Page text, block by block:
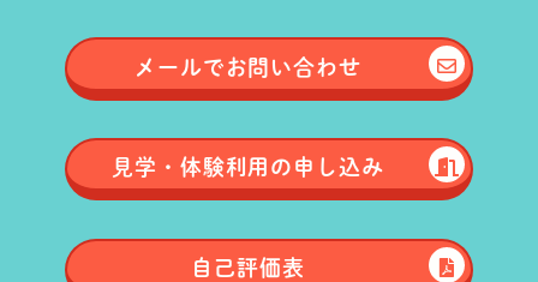
メールでお問い合わせ
見学・体験利用の申し込み
自己評価表